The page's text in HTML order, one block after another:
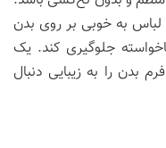
به خوبی بر روی بدن
جلوگیری کند. یک
بدن را به زیبایی دنبال